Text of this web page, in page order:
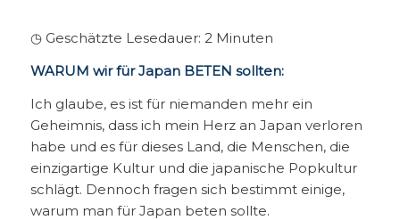
◷ Geschätzte Lesedauer: 2 Minuten
WARUM wir für Japan BETEN sollten:
Ich glaube, es ist für niemanden mehr ein
Geheimnis, dass ich mein Herz an Japan verloren
habe und es für dieses Land, die Menschen, die
einzigartige Kultur und die japanische Popkultur
schlägt. Dennoch fragen sich bestimmt einige,
warum man für Japan beten sollte.